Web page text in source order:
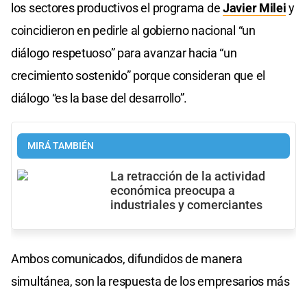
los sectores productivos el programa deJavier Mileiy
coincidieron en pedirle al gobierno nacional “un
diálogo respetuoso” para avanzar hacia “un
crecimiento sostenido” porque consideran que el
diálogo “es la base del desarrollo”.
MIRÁ TAMBIÉN
La retracción de la actividad
económica preocupa a
industriales y comerciantes
Ambos comunicados, difundidos de manera
simultánea, son la respuesta de los empresarios más